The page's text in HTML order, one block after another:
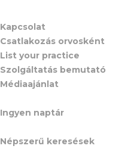
Kapcsolat
Csatlakozás orvosként
List your practice
Szolgáltatás bemutató
Médiaajánlat
Ingyen naptár
Népszerű keresések